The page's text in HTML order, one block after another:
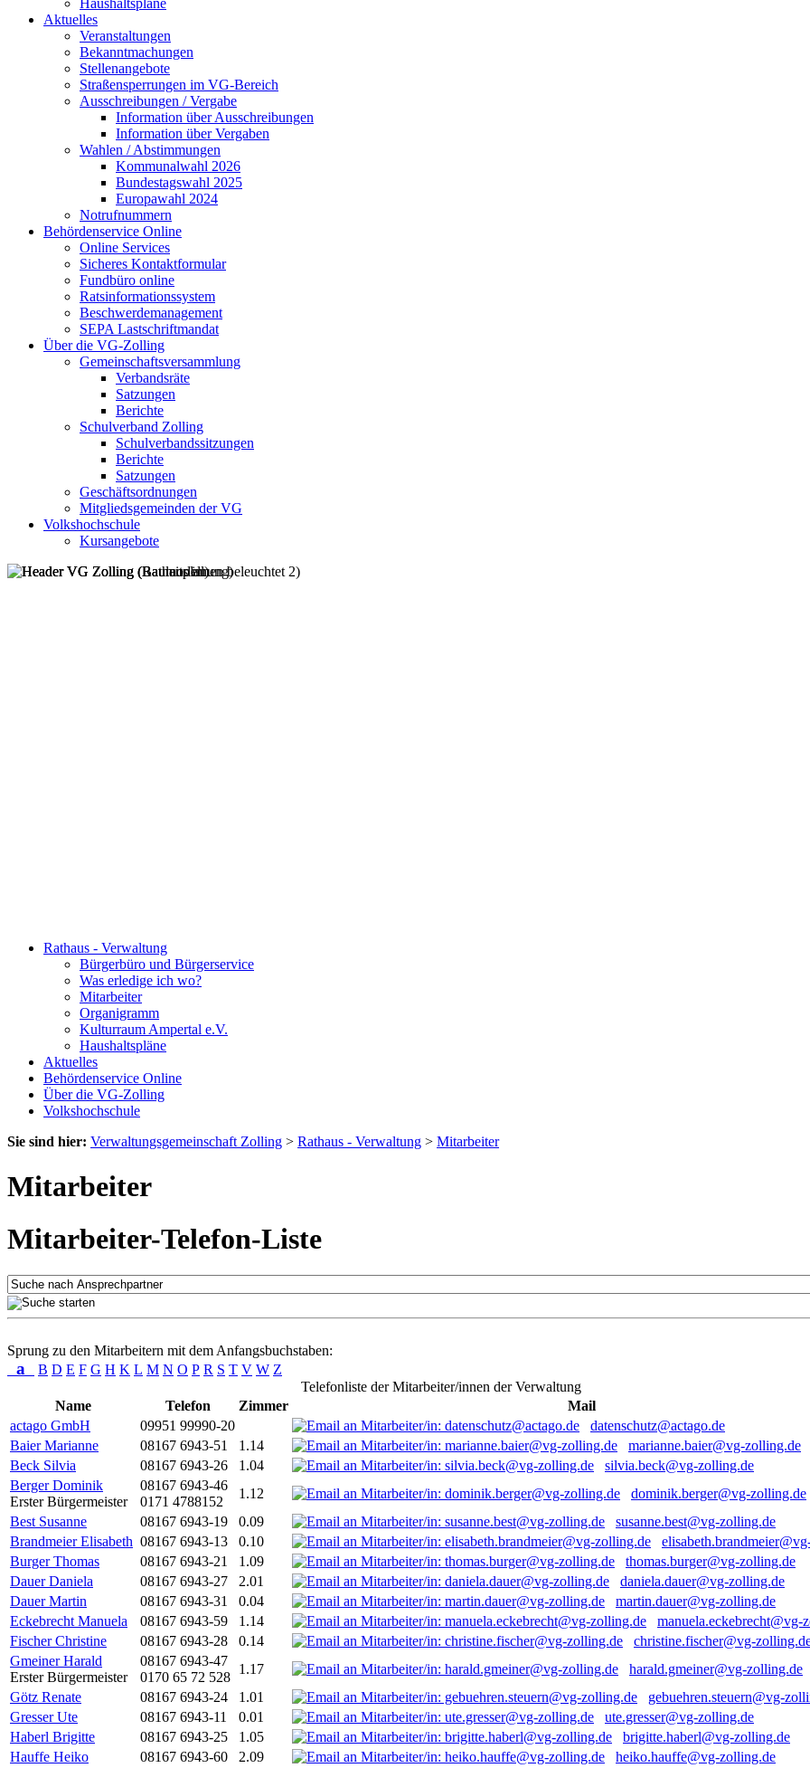
Haushaltspläne
Aktuelles
Veranstaltungen
Bekanntmachungen
Stellenangebote
Straßensperrungen im VG-Bereich
Ausschreibungen / Vergabe
Information über Ausschreibungen
Information über Vergaben
Wahlen / Abstimmungen
Kommunalwahl 2026
Bundestagswahl 2025
Europawahl 2024
Notrufnummern
Behördenservice Online
Online Services
Sicheres Kontaktformular
Fundbüro online
Ratsinformationssystem
Beschwerdemanagement
SEPA Lastschriftmandat
Über die VG-Zolling
Gemeinschaftsversammlung
Verbandsräte
Satzungen
Berichte
Schulverband Zolling
Schulverbandssitzungen
Berichte
Satzungen
Geschäftsordnungen
Mitgliedsgemeinden der VG
Volkshochschule
Kursangebote
Rathaus - Verwaltung
Bürgerbüro und Bürgerservice
Was erledige ich wo?
Mitarbeiter
Organigramm
Kulturraum Ampertal e.V.
Haushaltspläne
Aktuelles
Behördenservice Online
Über die VG-Zolling
Volkshochschule
Sie sind hier: Verwaltungsgemeinschaft Zolling > Rathaus - Verwaltung > Mitarbeiter
Mitarbeiter
Mitarbeiter-Telefon-Liste
Sprung zu den Mitarbeitern mit dem Anfangsbuchstaben:
a B D E F G H K L M N O P R S T V W Z
Telefonliste der Mitarbeiter/innen der Verwaltung
Name
Telefon Zimmer
Mail
actago GmbH
09951 99990-20
datenschutz@actago.de
Baier Marianne
08167 6943-51 1.14
marianne.baier@vg-zolling.de
Beck Silvia
08167 6943-26 1.04
silvia.beck@vg-zolling.de
Berger Dominik
Erster Bürgermeister
08167 6943-46
0171 4788152
1.12
dominik.berger@vg-zolling.de
Best Susanne
08167 6943-19 0.09
susanne.best@vg-zolling.de
Brandmeier Elisabeth 08167 6943-13 0.10
Burger Thomas
08167 6943-21 1.09
thomas.burger@vg-zolling.de
Dauer Daniela
08167 6943-27 2.01
daniela.dauer@vg-zolling.de
Dauer Martin
08167 6943-31 0.04
martin.dauer@vg-zolling.de
Eckebrecht Manuela
08167 6943-59 1.14
manuela.eckebrecht@vg-
Fischer Christine
08167 6943-28 0.14
christine.fischer@vg-
Gmeiner Harald
Erster Bürgermeister
08167 6943-47
0170 65 72 528
1.17
harald.gmeiner@vg-zolling.de
Götz Renate
08167 6943-24 1.01
gebuehren.steuern@vg-
Gresser Ute
08167 6943-11 0.01
ute.gresser@vg-zolling.de
Haberl Brigitte
08167 6943-25 1.05
brigitte.haberl@vg-zolling.de
Hauffe Heiko
08167 6943-60 2.09
heiko.hauffe@vg-zolling.de